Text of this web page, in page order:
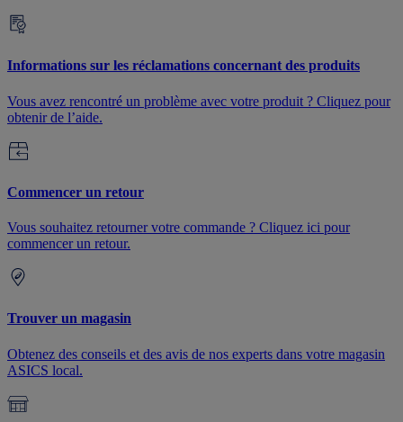
Informations sur les réclamations concernant des produits
Vous avez rencontré un problème avec votre produit ? Cliquez pour
obtenir de l’aide.
Commencer un retour
Vous souhaitez retourner votre commande ? Cliquez ici pour
commencer un retour.
Trouver un magasin
Obtenez des conseils et des avis de nos experts dans votre magasin
ASICS local.